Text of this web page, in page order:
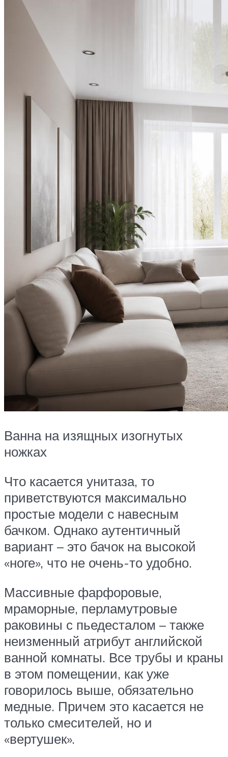
Ванна на изящных изогнутых
ножках
Что касается унитаза, то
приветствуются максимально
простые модели с навесным
бачком. Однако аутентичный
вариант – это бачок на высокой
«ноге», что не очень-то удобно.
Массивные фарфоровые,
мраморные, перламутровые
раковины с пьедесталом – также
неизменный атрибут английской
ванной комнаты. Все трубы и краны
в этом помещении, как уже
говорилось выше, обязательно
медные. Причем это касается не
только смесителей, но и
«вертушек».